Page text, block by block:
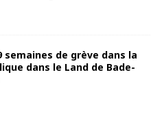
semaines de grève dans la
dans le Land de Bade-